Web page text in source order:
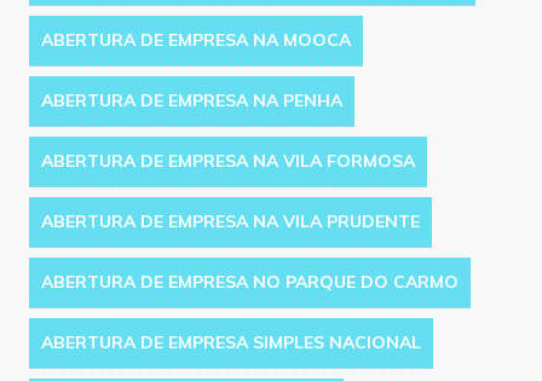
ABERTURA DE EMPRESA NA MOOCA
ABERTURA DE EMPRESA NA PENHA
ABERTURA DE EMPRESA NA VILA FORMOSA
ABERTURA DE EMPRESA NA VILA PRUDENTE
ABERTURA DE EMPRESA NO PARQUE DO CARMO
ABERTURA DE EMPRESA SIMPLES NACIONAL